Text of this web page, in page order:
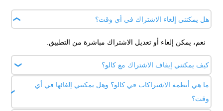
هل يمكنني إلغاء الاشتراك في أي وقت؟
نعم، يمكن إلغاء أو تعديل الاشتراك مباشرة من التطبيق.
كيف يمكنني إيقاف الاشتراك مع كالو؟
ادخل إلى إعدادات الاشتراك من القائمة الرئيسية واختر إيقاف
الخطة الحالية وسيتم تعليق إرسال الوجبات بشكل تلقائي من تاريخ
ما هي أنظمة الاشتراكات في كالو؟ وهل يمكنني إلغائها في أي
وقت؟